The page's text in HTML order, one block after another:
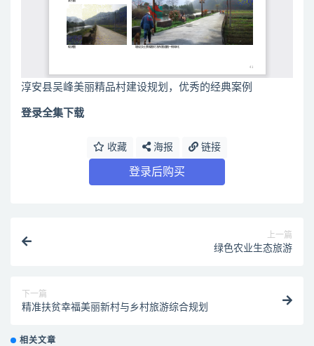
淳安县吴峰美丽精品村建设规划，优秀的经典案例
登录全集下载
收藏 海报 链接
登录后购买
上一篇
绿色农业生态旅游
下一篇
精准扶贫幸福美丽新村与乡村旅游综合规划
相关文章